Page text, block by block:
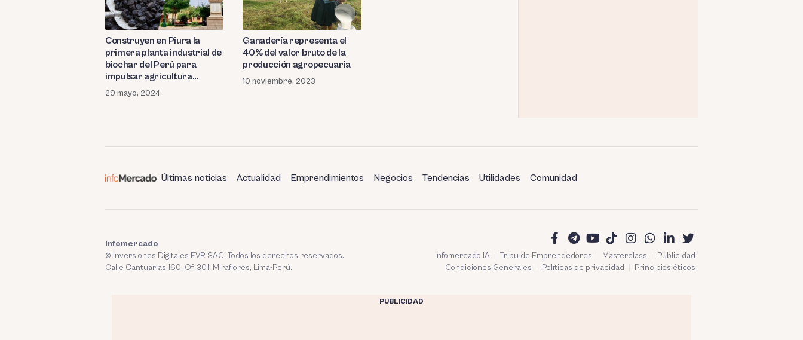
Construyen en Piura la
primera planta industrial de
biochar del Perú para
impulsar agricultura
regenerativa
29 mayo, 2024
Ganadería representa el
40% del valor bruto de la
producción agropecuaria
10 noviembre, 2023
Últimas noticias Actualidad Emprendimientos Negocios Tendencias Utilidades Comunidad
Infomercado IA Tribu de Emprendedores Masterclass
Publicidad
Condiciones Generales
Políticas de privacidad Principios éticos
Infomercado
© Inversiones Digitales FVR SAC. Todos los derechos reservados.
Calle Cantuarias 160. Of. 301. Miraflores, Lima-Perú.
PUBLICIDAD